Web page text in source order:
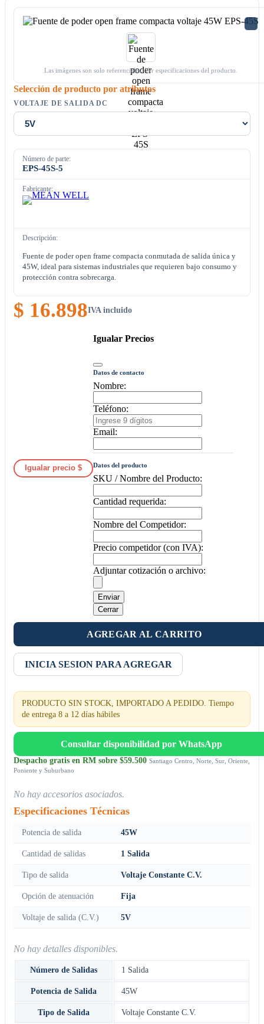
Las imágenes son solo referenciales. Ver especificaciones del producto.
Selección de producto por atributos
VOLTAJE DE SALIDA DC
Número de parte:
EPS-45S-5
Fabricante:
Descripción:
Fuente de poder open frame compacta conmutada de salida única y
45W, ideal para sistemas industriales que requieren bajo consumo y
protección contra sobrecarga.
$ 16.898IVA incluido
Igualar precio $
Igualar Precios
Datos de contacto
Nombre:
Teléfono:
Email:
Datos del producto
SKU / Nombre del Producto:
Cantidad requerida:
Nombre del Competidor:
Precio competidor (con IVA):
Adjuntar cotización o archivo:
Enviar
Cerrar
AGREGAR AL CARRITO
INICIA SESION PARA AGREGAR
PRODUCTO SIN STOCK, IMPORTADO A PEDIDO. Tiempo
de entrega 8 a 12 días hábiles
Consultar disponibilidad por WhatsApp
Despacho gratis en RM sobre $59.500 Santiago Centro, Norte, Sur, Oriente,
Poniente y Suburbano
No hay accesorios asociados.
Especificaciones Técnicas
Potencia de salida 45W
Cantidad de salidas 1 Salida
Tipo de salida Voltaje Constante C.V.
Opción de atenuación Fija
Voltaje de salida (C.V.) 5V
No hay detalles disponibles.
Número de Salidas 1 Salida
Potencia de Salida 45W
Tipo de Salida Voltaje Constante C.V.